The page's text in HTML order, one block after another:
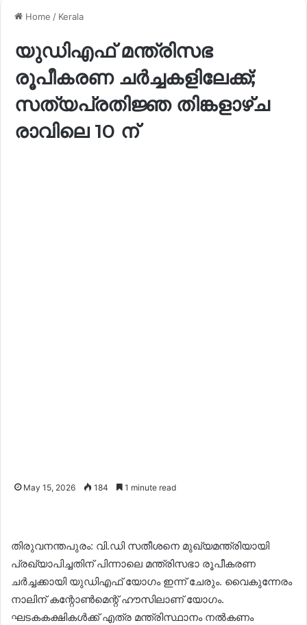
Home / Kerala
യുഡിഎഫ് മന്ത്രിസഭ
രൂപീകരണ ചർച്ചകളിലേക്ക്;
സത്യപ്രതിജ്ഞ തിങ്കളാഴ്ച
രാവിലെ 10 ന്
May 15, 2026 184 1 minute read
തിരുവനന്തപുരം: വി.ഡി സതീശനെ മുഖ്യമന്ത്രിയായി
പ്രഖ്യാപിച്ചതിന് പിന്നാലെ മന്ത്രിസഭാ രൂപീകരണ
ചർച്ചക്കായി യുഡിഎഫ് യോഗം ഇന്ന് ചേരും. വൈകുന്നേരം
നാലിന് കന്റോൺമെന്റ് ഹൗസിലാണ് യോഗം.
ഘടകകക്ഷികൾക്ക് എത്ര മന്ത്രിസ്ഥാനം നൽകണം